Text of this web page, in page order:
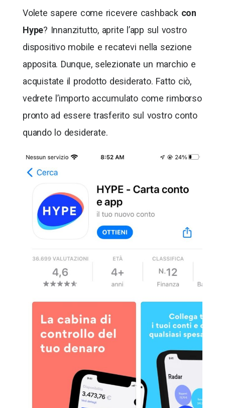
Volete sapere come ricevere cashback con
Hype? Innanzitutto, aprite l’app sul vostro
dispositivo mobile e recatevi nella sezione
apposita. Dunque, selezionate un marchio e
acquistate il prodotto desiderato. Fatto ciò,
vedrete l’importo accumulato come rimborso
pronto ad essere trasferito sul vostro conto
quando lo desiderate.